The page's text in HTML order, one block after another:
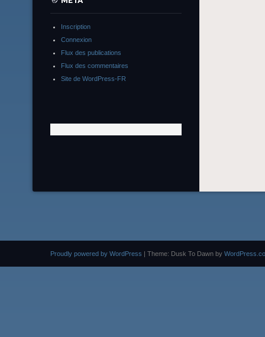
Inscription
Connexion
Flux des publications
Flux des commentaires
Site de WordPress-FR
Proudly powered by WordPress | Theme: Dusk To Dawn by